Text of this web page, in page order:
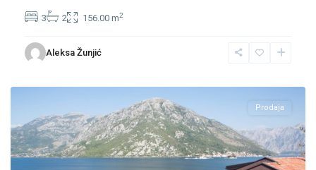
3 2 156.00 m2
Aleksa Žunjić
Kostanjica,
Prodaja